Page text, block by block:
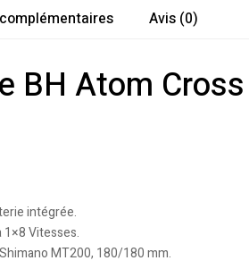
Avis (0)
BH Atom
intégrée.
Vitesses.
MT200, 180/180 mm.